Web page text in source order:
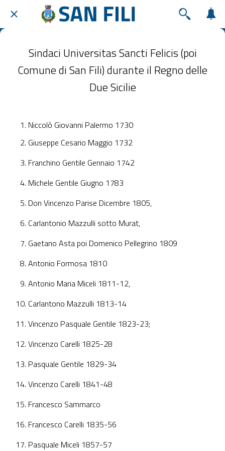
Sindaci Universitas Sancti Felicis (poi
Comune di San Fili) durante il Regno delle
Due Sicilie
Niccolò Giovanni Palermo 1730
Giuseppe Cesario Maggio 1732
Franchino Gentile Gennaio 1742
Michele Gentile Giugno 1783
Don Vincenzo Parise Dicembre 1805,
Carlantonio Mazzulli sotto Murat,
Gaetano Asta poi Domenico Pellegrino 1809
Antonio Formosa 1810
Antonio Maria Miceli 1811-12,
Carlantono Mazzulli 1813-14
Vincenzo Pasquale Gentile 1823-23;
Vincenzo Carelli 1825-28
Pasquale Gentile 1829-34
Vincenzo Carelli 1841-48
Francesco Sammarco
Francesco Carelli 1835-56
Pasquale Miceli 1857-57